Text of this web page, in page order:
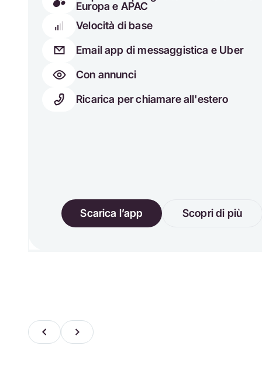
Europa e APAC
Velocità di base
Email app di messaggistica e Uber
Con annunci
Ricarica per chiamare all'estero
Scarica l’app Scopri di più